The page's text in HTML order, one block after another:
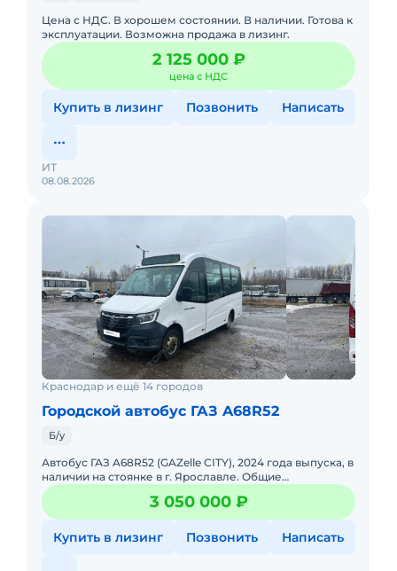
Цена с НДС. В хорошем состоянии. В наличии. Готова к
эксплуатации. Возможна продажа в лизинг.
2 125 000 ₽
цена с НДС
Купить в лизинг Позвонить Написать
08.08.2026
ИТ
Краснодар и ещё 14 городов
Городской автобус ГАЗ A68R52
Б/у
Автобус ГАЗ A68R52 (GAZelle CITY), 2024 года выпуска, в
наличии на стоянке в г. Ярославле. Общие
данныеКолесная формула: 4х2Посадочная формула:
1+17+5Полная ма
3 050 000 ₽
Купить в лизинг Позвонить Написать